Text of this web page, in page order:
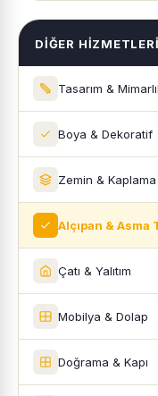
DIĞER
Tasarım &
Boya & Dekoratif
Zemin & Kaplama
Alçıpan & Asma
Çatı & Yalıtım
Mobilya & Dolap
Doğrama & Kapı